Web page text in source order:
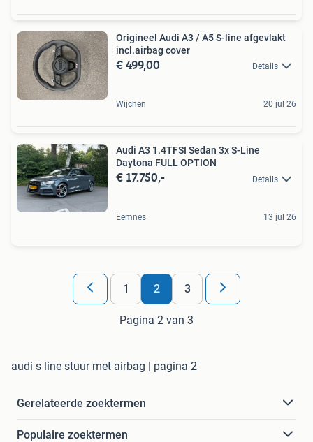
Origineel Audi A3 / A5 S-line afgevlakt
incl.airbag cover
€ 499,00 Details
Wijchen 20 jul 26
Audi A3 1.4TFSI Sedan 3x S-Line
Daytona FULL OPTION
€ 17.750,- Details
Eemnes 13 jul 26
1 2 3
Pagina 2 van 3
audi s line stuur met airbag | pagina 2
Gerelateerde zoektermen
Populaire zoektermen